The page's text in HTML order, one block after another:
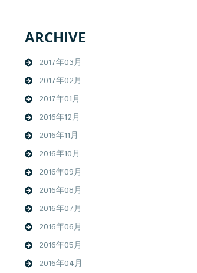
ARCHIVE
2017年03月
2017年02月
2017年01月
2016年12月
2016年11月
2016年10月
2016年09月
2016年08月
2016年07月
2016年06月
2016年05月
2016年04月